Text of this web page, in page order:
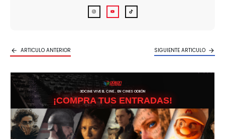
ARTICULO ANTERIOR SIGUIENTE ARTICULO
3DCINE VIVE EL CINE… EN CINES ODEÓN
¡COMPRA TUS ENTRADAS!